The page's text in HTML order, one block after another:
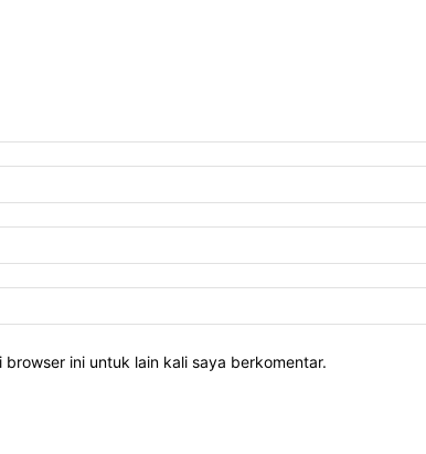
ini untuk lain kali saya berkomentar.